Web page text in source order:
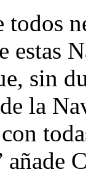
estas
sin
la